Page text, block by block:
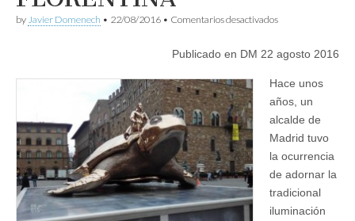
by Javier Domenech • 22/08/2016 • Comentarios desactivadosen
LA
Publicado en DM 22 agosto 2016
Hace unos
años, un
alcalde de
Madrid tuvo
la ocurrencia
de adornar la
tradicional
iluminación